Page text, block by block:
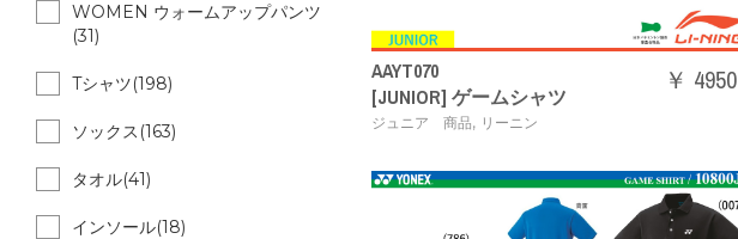
AAYT070
[JUNIOR] ゲームシャツ
ジュニア 商品, リーニン
￥ 4950
WOMEN ウォームアップパンツ
(31)
Tシャツ(198)
ソックス(163)
タオル(41)
インソール(18)